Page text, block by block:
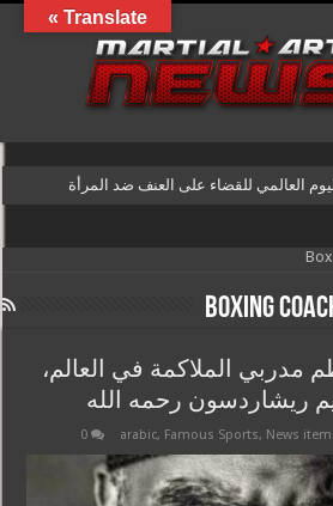
العالمي للقضاء على العنف ضد المرأة
Boxing
مدربي الملاكمة في العالم،
ريشاردسون رحمه الله
arabic, Famous Sports, News
0
Translate »